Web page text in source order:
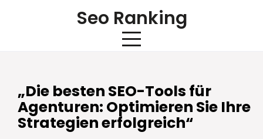
Seo Ranking
„Die besten SEO-Tools für
Agenturen: Optimieren Sie Ihre
Strategien erfolgreich“